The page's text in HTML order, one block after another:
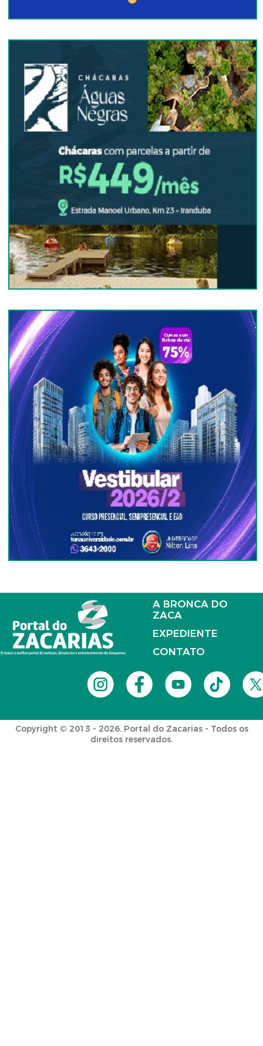
A BRONCA DO
ZACA
EXPEDIENTE
CONTATO
Copyright © 2013 - 2026. Portal do Zacarias - Todos os
direitos reservados.